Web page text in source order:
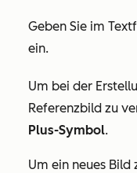
Geben Sie im
ein.
Um bei der
Referenzbild zu
Plus-Symbol.
Um ein neues